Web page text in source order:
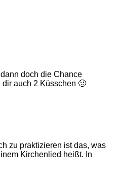
doch die Chance
auch 2 Küsschen 🙂
zu praktizieren ist das, was
Kirchenlied heißt. In